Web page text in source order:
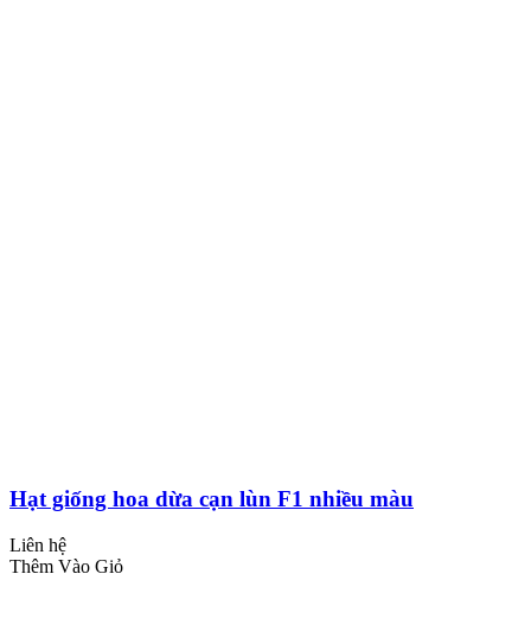
Hạt giống hoa dừa cạn lùn F1 nhiều màu
Liên hệ
Thêm Vào Giỏ